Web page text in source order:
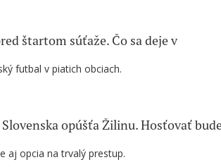
futbal v piatich obciach.
štartom súťaže. Čo sa deje v
aj opcia na trvalý prestup.
opúšťa Žilinu. Hosťovať